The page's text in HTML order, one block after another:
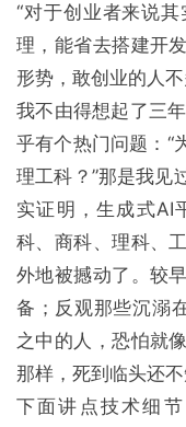
“对于创业者来说
理，能省去搭建开
形势，敢创业的人
我不由得想起了三
乎有个热门问题：“
理工科？”那是我见
实证明，生成式AI
科、商科、理科、
外地被撼动了。较
备；反观那些沉溺
之中的人，恐怕就
那样，死到临头还不
下面讲点技术细